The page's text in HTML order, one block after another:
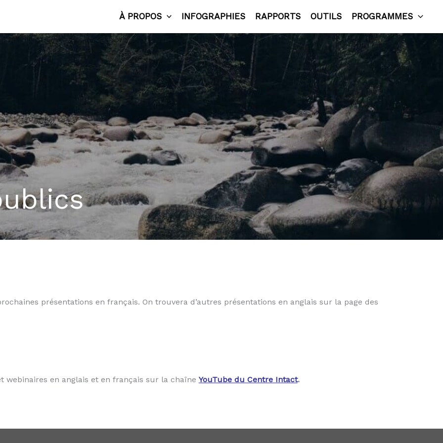
À PROPOS INFOGRAPHIES RAPPORTS OUTILS PROGRAMMES
présentations en français. On trouvera d’autres présentations en anglais sur la page des
webinaires en anglais et en français sur la chaîne YouTube du Centre Intact.